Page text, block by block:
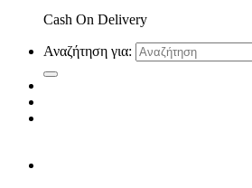
Cash On Delivery
Αναζήτηση για: